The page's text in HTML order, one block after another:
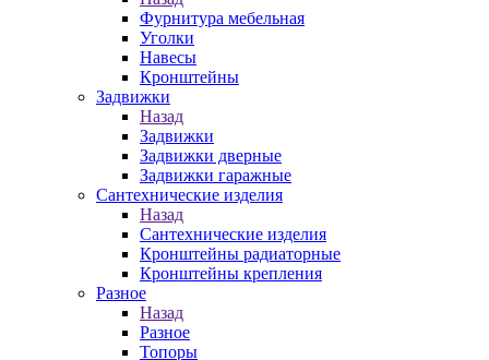
Фурнитура мебельная
Уголки
Навесы
Кронштейны
Задвижки
Назад
Задвижки
Задвижки дверные
Задвижки гаражные
Сантехнические изделия
Назад
Сантехнические изделия
Кронштейны радиаторные
Кронштейны крепления
Разное
Назад
Разное
Топоры